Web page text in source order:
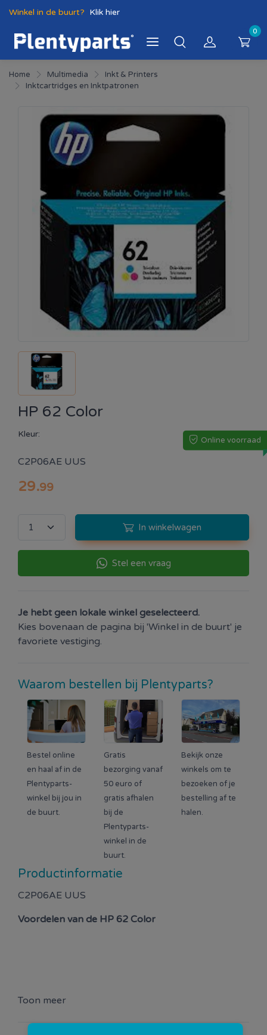
Winkel in de buurt? Klik hier
0
Home Multimedia
Inkt & Printers
Inktcartridges en Inktpatronen
HP 62 Color
Kleur:
Online voorraad
C2P06AE UUS
29.99
In winkelwagen
Stel een vraag
Je hebt geen lokale winkel geselecteerd.
Kies bovenaan de pagina bij 'Winkel in de buurt' je
favoriete vestiging.
Waarom bestellen bij Plentyparts?
Bestel online
en haal af in de
Plentyparts-
winkel bij jou in
de buurt.
Gratis
bezorging vanaf
50 euro of
gratis afhalen
bij de
Plentyparts-
winkel in de
buurt.
Bekijk onze
winkels om te
bezoeken of je
bestelling af te
halen.
Productinformatie
C2P06AE UUS
Voordelen van de HP 62 Color
Toon meer